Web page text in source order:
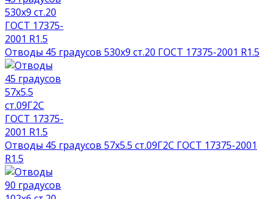
Отводы 45 градусов 530х9 ст.20 ГОСТ 17375-2001 R1.5
Отводы 45 градусов 57х5.5 ст.09Г2С ГОСТ 17375-2001
R1.5